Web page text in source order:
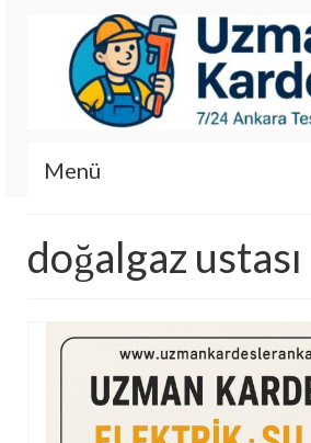
Menü
Hizmetlerimiz
Fotoğraf Galerisi
doğalgaz ustası